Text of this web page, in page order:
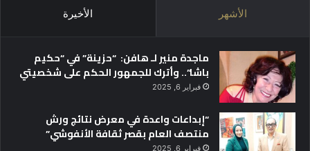
الأشهر الأخيرة
ماجدة منير لـ هافن: “حزينة” في “حكيم
باشا”.. وأترك للجمهور الحكم على شخصيتي
فبراير 6, 2025
“إبداعات واعدة في معرض نتائج ورش
منتصف العام بقصر ثقافة الأنفوشي”
فبراير 6, 2025